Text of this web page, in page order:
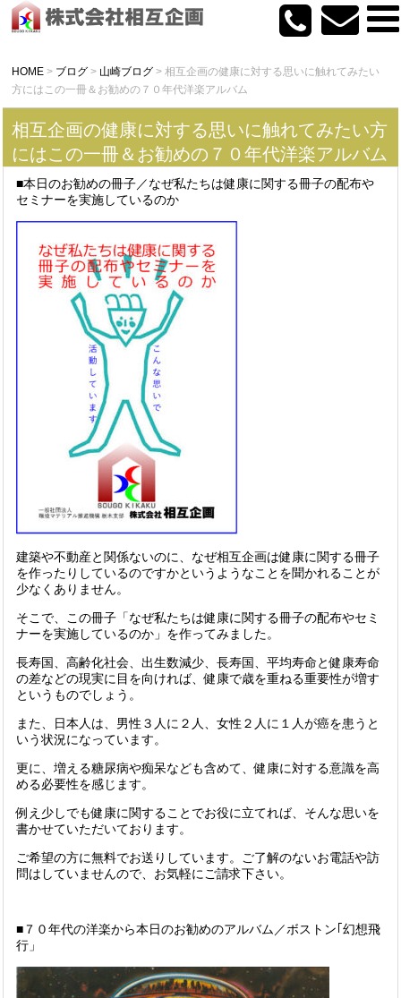
HOME > ブログ > 山崎ブログ > 相互企画の健康に対する思いに触れてみたい
方にはこの一冊＆お勧めの７０年代洋楽アルバム
相互企画の健康に対する思いに触れてみたい方
にはこの一冊＆お勧めの７０年代洋楽アルバム
■本日のお勧めの冊子／なぜ私たちは健康に関する冊子の配布や
セミナーを実施しているのか
建築や不動産と関係ないのに、なぜ相互企画は健康に関する冊子
を作ったりしているのですかというようなことを聞かれることが
少なくありません。
そこで、この冊子「なぜ私たちは健康に関する冊子の配布やセミ
ナーを実施しているのか」を作ってみました。
長寿国、高齢化社会、出生数減少、長寿国、平均寿命と健康寿命
の差などの現実に目を向ければ、健康で歳を重ねる重要性が増す
というものでしょう。
また、日本人は、男性３人に２人、女性２人に１人が癌を患うと
いう状況になっています。
更に、増える糖尿病や痴呆なども含めて、健康に対する意識を高
める必要性を感じます。
例え少しでも健康に関することでお役に立てれば、そんな思いを
書かせていただいております。
ご希望の方に無料でお送りしています。ご了解のないお電話や訪
問はしていませんので、お気軽にご請求下さい。
■７０年代の洋楽から本日のお勧めのアルバム／ボストン｢幻想飛
行」